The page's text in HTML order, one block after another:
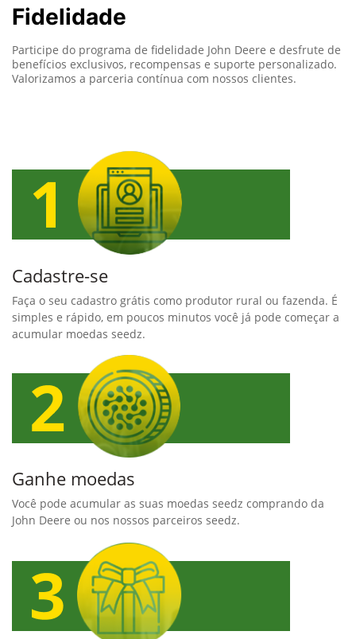
Fidelidade
Participe do programa de fidelidade John Deere e desfrute de
benefícios exclusivos, recompensas e suporte personalizado.
Valorizamos a parceria contínua com nossos clientes.
Cadastre-se
Faça o seu cadastro grátis como produtor rural ou fazenda. É
simples e rápido, em poucos minutos você já pode começar a
acumular moedas seedz.
Ganhe moedas
Você pode acumular as suas moedas seedz comprando da
John Deere ou nos nossos parceiros seedz.